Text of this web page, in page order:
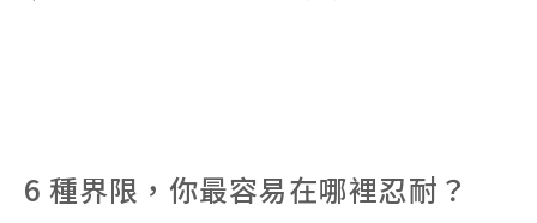
6 種界限，你最容易在哪裡忍耐？